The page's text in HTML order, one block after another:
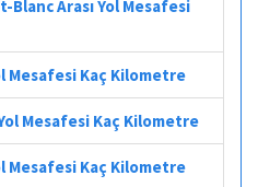
Arası Yol Mesafesi
Mesafesi Kaç Kilometre
Mesafesi Kaç Kilometre
Mesafesi Kaç Kilometre